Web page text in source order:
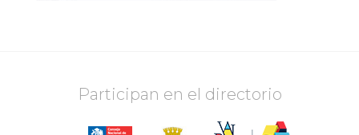
Participan en el directorio